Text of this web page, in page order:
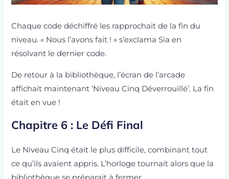
Chaque code déchiffré les rapprochait de la fin du
niveau. « Nous l’avons fait ! » s’exclama Sia en
résolvant le dernier code.
De retour à la bibliothèque, l’écran de l’arcade
affichait maintenant ‘Niveau Cinq Déverrouillé’. La fin
était en vue !
Chapitre 6 : Le Défi Final
Le Niveau Cinq était le plus difficile, combinant tout
ce qu’ils avaient appris. L’horloge tournait alors que la